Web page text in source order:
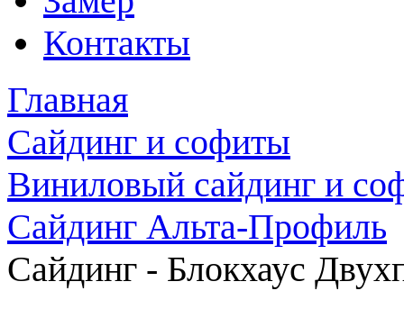
Контакты
Главная
Сайдинг и софиты
Виниловый сайдинг и
Сайдинг Альта-Профиль
Сайдинг - Блокхаус